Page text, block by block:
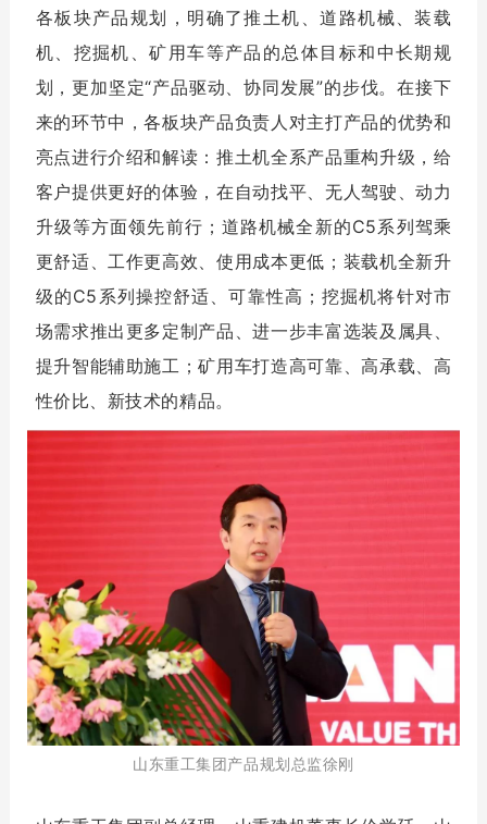
各板块产品规划，明确了推土机、道路机械、装载
机、挖掘机、矿用车等产品的总体目标和中长期规
划，更加坚定“产品驱动、协同发展”的步伐。在接下
来的环节中，各板块产品负责人对主打产品的优势和
亮点进行介绍和解读：推土机全系产品重构升级，给
客户提供更好的体验，在自动找平、无人驾驶、动力
升级等方面领先前行；道路机械全新的C5系列驾乘
更舒适、工作更高效、使用成本更低；装载机全新升
级的C5系列操控舒适、可靠性高；挖掘机将针对市
场需求推出更多定制产品、进一步丰富选装及属具、
提升智能辅助施工；矿用车打造高可靠、高承载、高
性价比、新技术的精品。
山东重工集团产品规划总监徐刚